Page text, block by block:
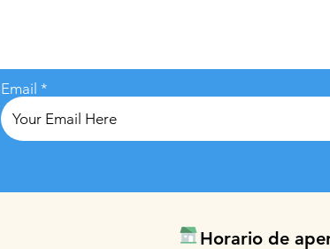
Email
Horario de